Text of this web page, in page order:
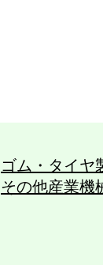
ゴム・タイヤ
その他産業機